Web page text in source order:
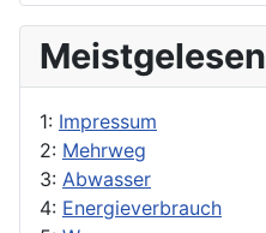
Meistgelesen
1: Impressum
2: Mehrweg
3: Abwasser
4: Energieverbrauch